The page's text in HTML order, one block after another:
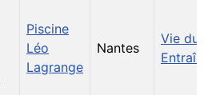
Piscine
Léo
Lagrange
Nantes
Vie du